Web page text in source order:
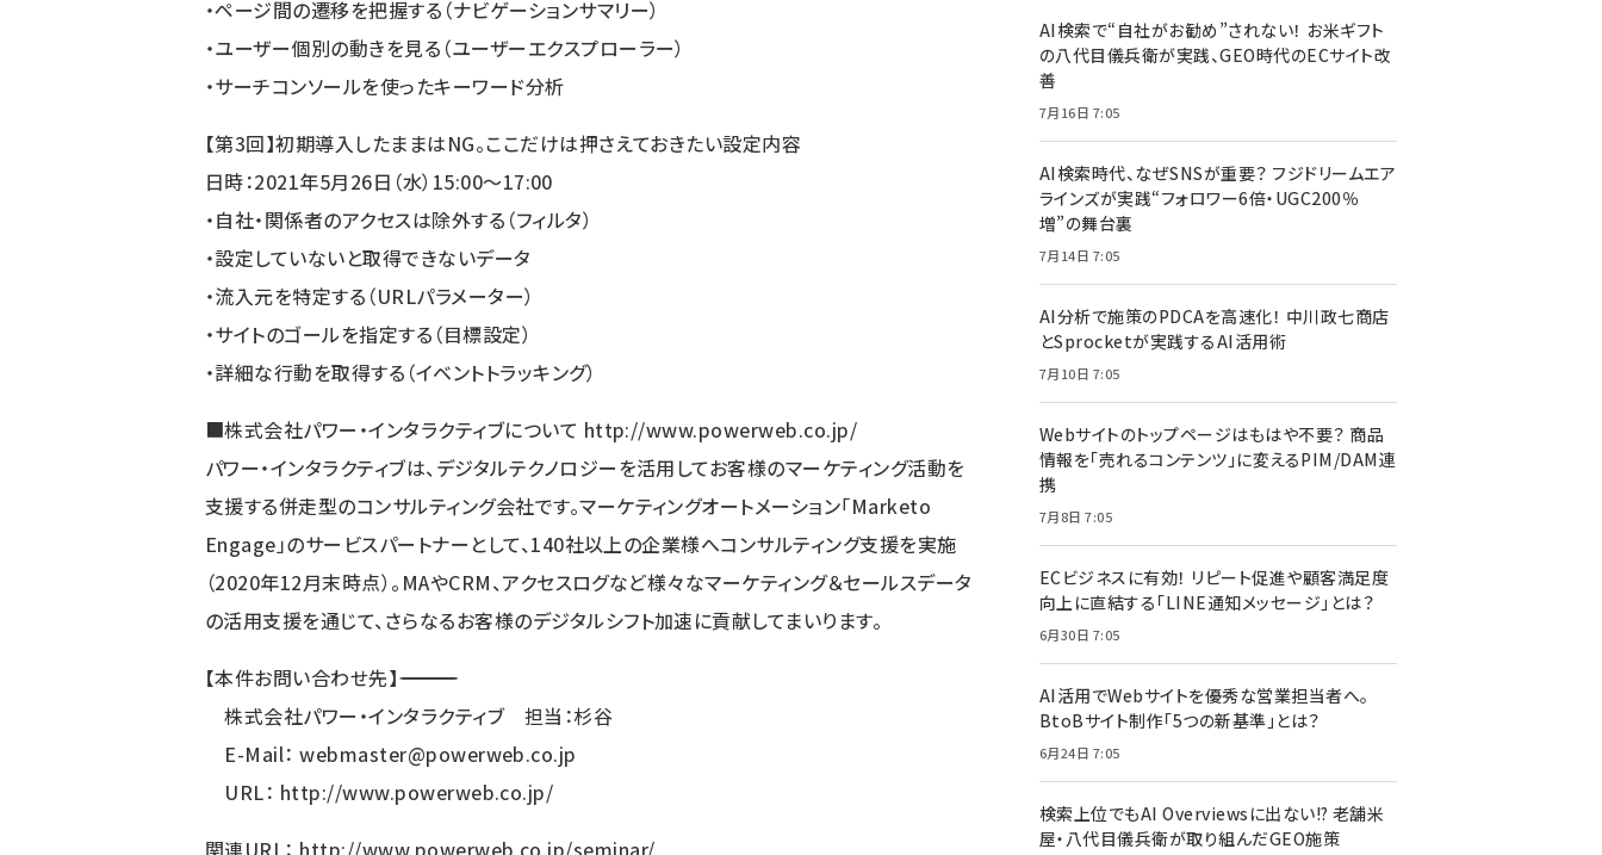
・ページ間の遷移を把握する（ナビゲーションサマリー）
・ユーザー個別の動きを見る（ユーザーエクスプローラー）
・サーチコンソールを使ったキーワード分析
【第3回】初期導入したままはNG。ここだけは押さえておきたい設定内容
日時：2021年5月26日（水）15:00～17:00
・自社・関係者のアクセスは除外する（フィルタ）
・設定していないと取得できないデータ
・流入元を特定する（URLパラメーター）
・サイトのゴールを指定する（目標設定）
・詳細な行動を取得する（イベントトラッキング）
■株式会社パワー・インタラクティブについて http://www.powerweb.co.jp/
パワー・インタラクティブは、デジタルテクノロジーを活用してお客様のマーケティング活動を
支援する併走型のコンサルティング会社です。マーケティングオートメーション「Marketo
Engage」のサービスパートナーとして、140社以上の企業様へコンサルティング支援を実施
（2020年12月末時点）。MAやCRM、アクセスログなど様々なマーケティング＆セールスデータ
の活用支援を通じて、さらなるお客様のデジタルシフト加速に貢献してまいります。
【本件お問い合わせ先】―――――――――――――――――――――
株式会社パワー・インタラクティブ 担当：杉谷
E-Mail：webmaster@powerweb.co.jp
URL： http://www.powerweb.co.jp/
関連URL： http://www.powerweb.co.jp/seminar/
AI検索で“自社がお勧め”されない！ お米ギフト
の八代目儀兵衛が実践、GEO時代のECサイト改
善
7月16日 7:05
AI検索時代、なぜSNSが重要？ フジドリームエア
ラインズが実践“フォロワー6倍・UGC200％
増”の舞台裏
7月14日 7:05
AI分析で施策のPDCAを高速化！ 中川政七商店
とSprocketが実践するAI活用術
7月10日 7:05
Webサイトのトップページはもはや不要？ 商品
情報を「売れるコンテンツ」に変えるPIM/DAM連
携
7月8日 7:05
ECビジネスに有効！ リピート促進や顧客満足度
向上に直結する「LINE通知メッセージ」とは？
6月30日 7:05
AI活用でWebサイトを優秀な営業担当者へ。
BtoBサイト制作「5つの新基準」とは？
6月24日 7:05
検索上位でもAI Overviewsに出ない!? 老舗米
屋・八代目儀兵衛が取り組んだGEO施策